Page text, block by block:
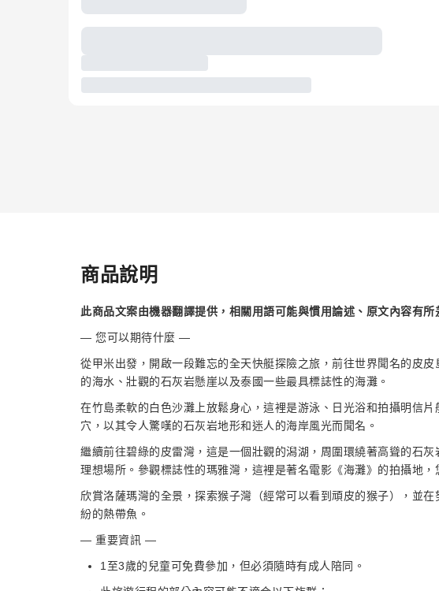
商品說明
此商品文案由機器翻譯提供，相關用語可能與慣用論述、原文內容有所
— 您可以期待什麼 —
從甲米出發，開啟一段難忘的全天快艇探險之旅，前往世界聞名的皮
的海水、壯觀的石灰岩懸崖以及泰國一些最具標誌性的海灘。
在竹島柔軟的白色沙灘上放鬆身心，這裡是游泳、日光浴和拍攝明信
穴，以其令人驚嘆的石灰岩地形和迷人的海岸風光而聞名。
繼續前往碧綠的皮雷灣，這是一個壯觀的潟湖，周圍環繞著高聳的石
理想場所。參觀標誌性的瑪雅灣，這裡是著名電影《海灘》的拍攝地，
欣賞洛薩瑪灣的全景，探索猴子灣（經常可以看到頑皮的猴子），並
紛的熱帶魚。
— 重要資訊 —
1至3歲的兒童可免費參加，但必須隨時有成人陪同。